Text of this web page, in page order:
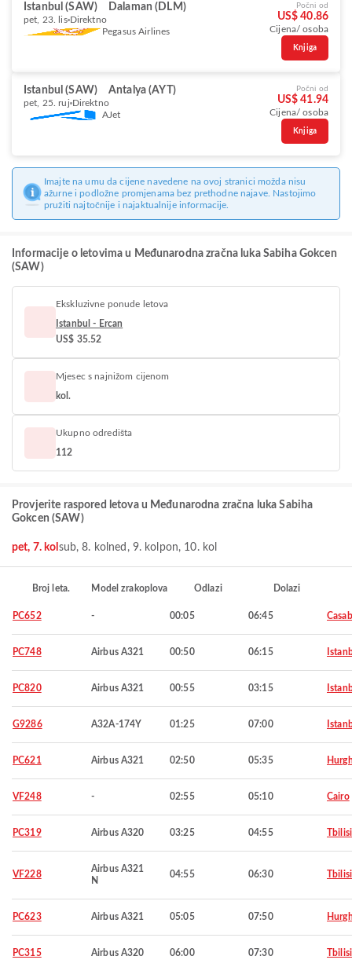
Istanbul (SAW) Dalaman (DLM)
pet, 23. lis Direktno
Pegasus Airlines
Počni od
US$ 40.86
Cijena/ osoba
Knjiga
Istanbul (SAW) Antalya (AYT)
pet, 25. ruj Direktno
AJet
Počni od
US$ 41.94
Cijena/ osoba
Knjiga
Imajte na umu da cijene navedene na ovoj stranici možda nisu
ažurne i podložne promjenama bez prethodne najave. Nastojimo
pružiti najtočnije i najaktualnije informacije.
Informacije o letovima u Međunarodna zračna luka Sabiha Gokcen
(SAW)
Ekskluzivne ponude letova
Istanbul - Ercan
US$ 35.52
Mjesec s najnižom cijenom
kol.
Ukupno odredišta
112
Provjerite raspored letova u Međunarodna zračna luka Sabiha
Gokcen (SAW)
pet, 7. kol sub, 8. kol ned, 9. kol pon, 10. kol
Broj leta. Model zrakoplova Odlazi Dolazi
PC652 - 00:05 06:45
PC748 Airbus A321 00:50 06:15
PC820 Airbus A321 00:55 03:15
G9286 A32A-174Y 01:25 07:00
PC621 Airbus A321 02:50 05:35
VF248 - 02:55 05:10 Cairo
PC319 Airbus A320 03:25 04:55 Tbilisi
VF228
Airbus A321
N
04:55 06:30 Tbilisi
PC623 Airbus A321 05:05 07:50
PC315 Airbus A320 06:00 07:30 Tbilisi